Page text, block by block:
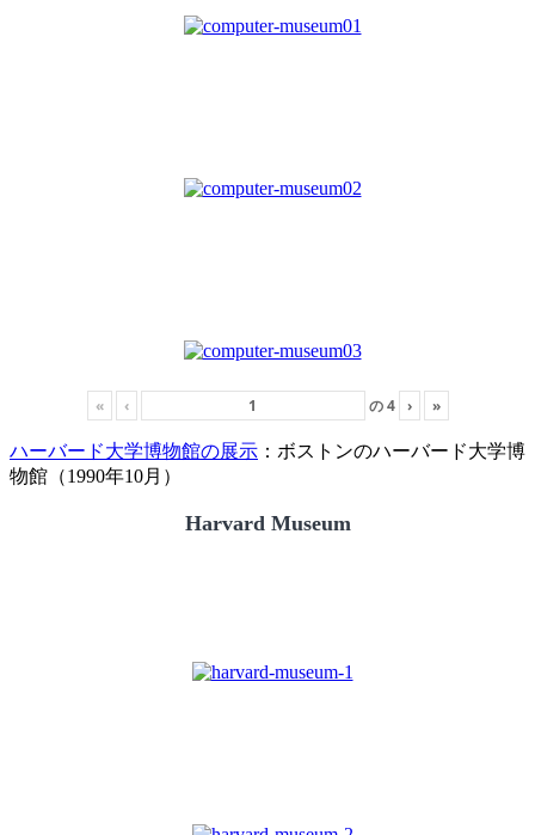
« ‹ の4 › »
ハーバード大学博物館の展示 ：ボストンのハーバード大学博
物館（1990年10月）
Harvard Museum